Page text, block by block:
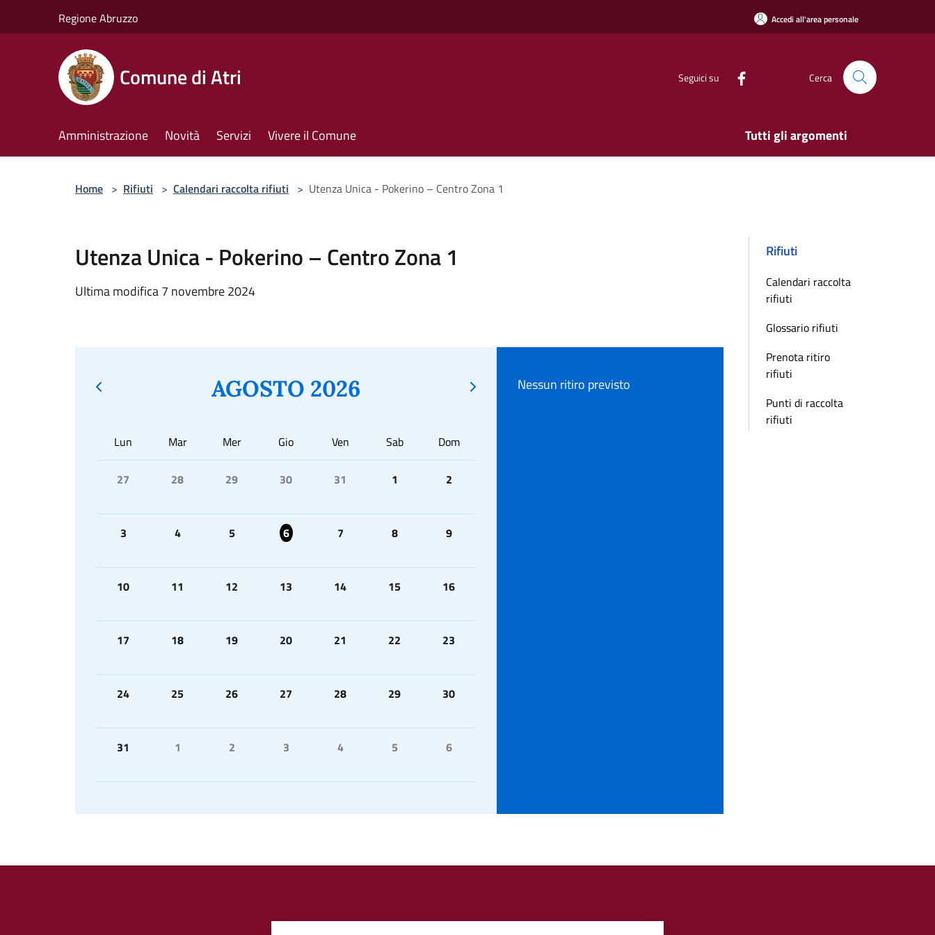
Regione Abruzzo Accedi all'area personale
Comune di Atri Seguici su Cerca
Amministrazione Novità Servizi Vivere il Comune Tutti gli argomenti
Home > Rifiuti > Calendari raccolta rifiuti > Utenza Unica - Pokerino – Centro Zona 1
Utenza Unica - Pokerino – Centro Zona 1
Ultima modifica 7 novembre 2024
AGOSTO 2026
Lun Mar Mer Gio Ven Sab Dom
27 28 29 30 31 1 2
3 4 5 6 7 8 9
10 11 12 13 14 15 16
17 18 19 20 21 22 23
24 25 26 27 28 29 30
31 1 2 3 4 5 6
Nessun ritiro previsto
Rifiuti
Calendari raccolta
rifiuti
Glossario rifiuti
Prenota ritiro
rifiuti
Punti di raccolta
rifiuti